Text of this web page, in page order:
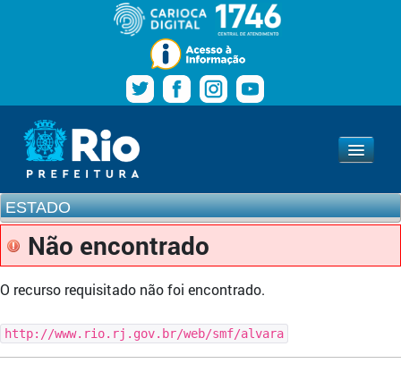
Pular para o conteúdo
Navegação
www.rio.rj.gov.br
Estado
ESTADO
Não encontrado
O recurso requisitado não foi encontrado.
http://www.rio.rj.gov.br/web/smf/alvara